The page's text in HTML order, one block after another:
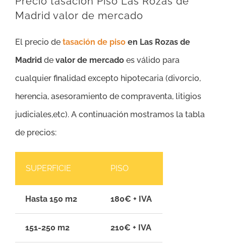
Madrid valor de mercado
El precio de tasación de piso en Las Rozas de
Madrid de valor de mercado es válido para
cualquier finalidad excepto hipotecaria (divorcio,
herencia, asesoramiento de compraventa, litigios
judiciales,etc). A continuación mostramos la tabla
de precios:
SUPERFICIE PISO
Hasta 150 m2 180€ + IVA
151-250 m2 210€ + IVA